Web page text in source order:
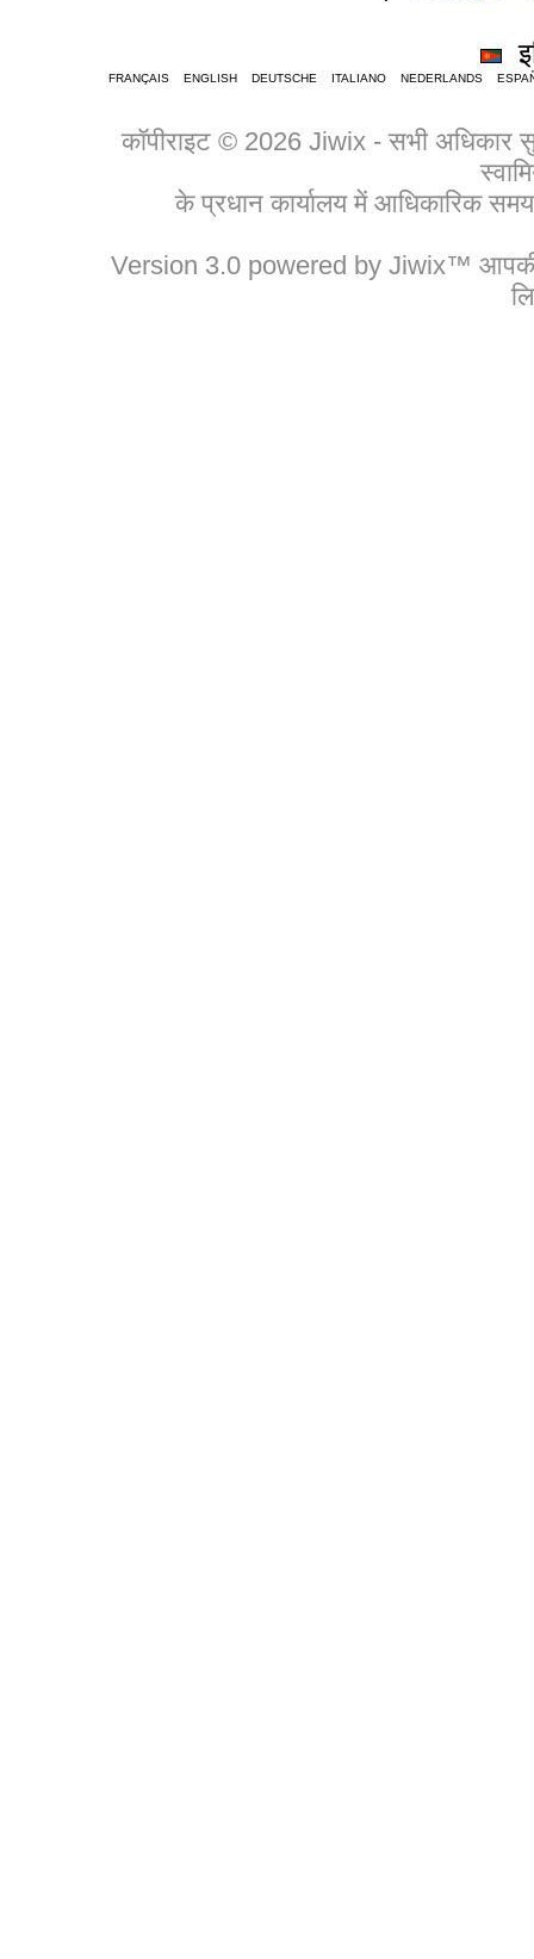
FRANÇAIS ENGLISH DEUTSCHE ITALIANO NEDERLANDS
कॉपीराइट © 2026 Jiwix - सभी अधिकार
के प्रधान कार्यालय में आधिकारिक
Version 3.0 powered by Jiwix™ आपकी